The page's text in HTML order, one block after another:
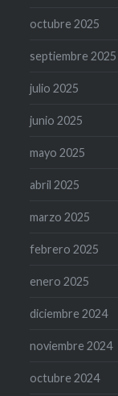
octubre 2025
septiembre 2025
julio 2025
junio 2025
mayo 2025
abril 2025
marzo 2025
febrero 2025
enero 2025
diciembre 2024
noviembre 2024
octubre 2024